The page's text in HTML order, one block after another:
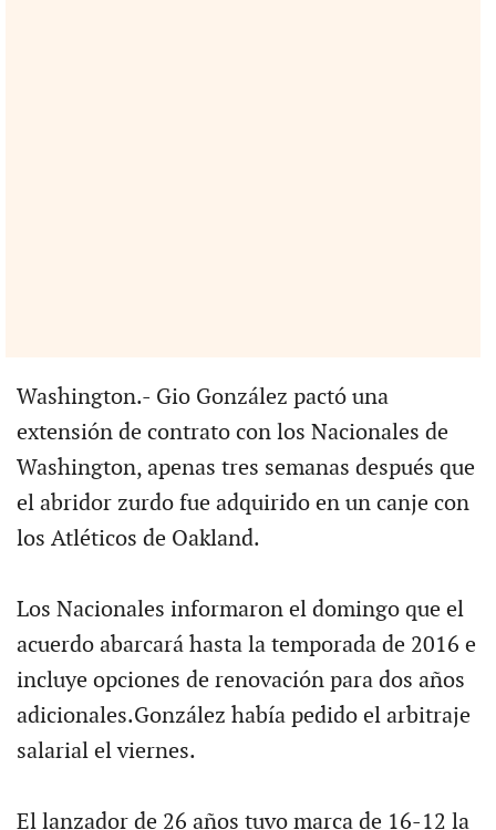
Washington.- Gio González pactó una
extensión de contrato con los Nacionales de
Washington, apenas tres semanas después que
el abridor zurdo fue adquirido en un canje con
los Atléticos de Oakland.
Los Nacionales informaron el domingo que el
acuerdo abarcará hasta la temporada de 2016 e
incluye opciones de renovación para dos años
adicionales.González había pedido el arbitraje
salarial el viernes.
El lanzador de 26 años tuvo marca de 16-12 la